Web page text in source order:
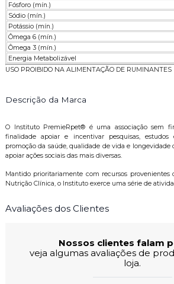
Fósforo (mín.)
Sódio (mín.)
Potássio (mín.)
Ômega 6 (mín.)
Ômega 3 (mín.)
Energia Metabolizável
USO PROIBIDO NA ALIMENTAÇÃO DE RUMINANTES
Descrição da Marca
O Instituto PremieRpet® é uma associação sem
finalidade apoiar e incentivar pesquisas,
promoção da saúde, qualidade de vida e longevidade
apoiar ações sociais das mais diversas.
Mantido prioritariamente com recursos
Nutrição Clínica, o Instituto exerce uma série de
Avaliações dos Clientes
Nossos clientes falam
veja algumas avaliações de
loja.